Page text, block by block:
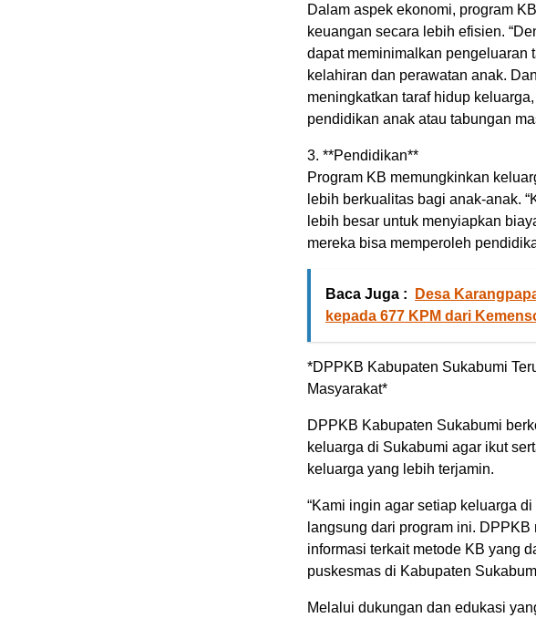
Dalam aspek ekonomi, program
keuangan secara lebih efisien.
dapat meminimalkan pengeluaran
kelahiran dan perawatan anak.
meningkatkan taraf hidup
pendidikan anak atau tabungan
3. **Pendidikan**
Program KB memungkinkan
lebih berkualitas bagi anak-anak.
lebih besar untuk menyiapkan
mereka bisa memperoleh
Baca Juga :
Desa
kepada 677 KPM dari
*DPPKB Kabupaten Sukabumi
Masyarakat*
DPPKB Kabupaten Sukabumi
keluarga di Sukabumi agar ikut
keluarga yang lebih terjamin.
“Kami ingin agar setiap keluarga
langsung dari program ini.
informasi terkait metode KB yang
puskesmas di Kabupaten
Melalui dukungan dan edukasi